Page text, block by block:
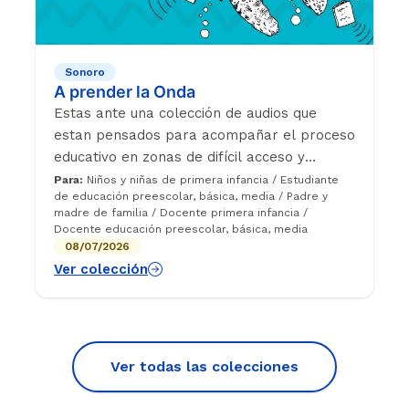
Sonoro
A prender la Onda
Estas ante una colección de audios que
estan pensados para acompañar el proceso
educativo en zonas de difícil acceso y
conectividad, pues este proyecto surge
como respuesta a la pandemia de COVID en
el año 2020 y promovió el trabajo
mancomunado entre emisoras rurales y
nuestro programa aliado Enseña por
oportunidad de fortalecer el autocuidado
mediante cuentos y charlas.
Para: Niños y niñas de primera infancia / Estudiante
de educación preescolar, básica, media / Padre y
madre de familia / Docente primera infancia /
Docente educación preescolar, básica, media
08/07/2026
Ver colección
Ver todas las colecciones